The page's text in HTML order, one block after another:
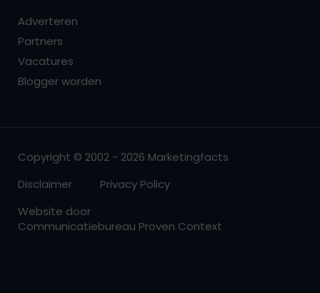
Adverteren
Partners
Vacatures
Blogger worden
Copyright © 2002 - 2026 Marketingfacts
Disclaimer
Privacy Policy
Website door
Communicatiebureau Proven Context